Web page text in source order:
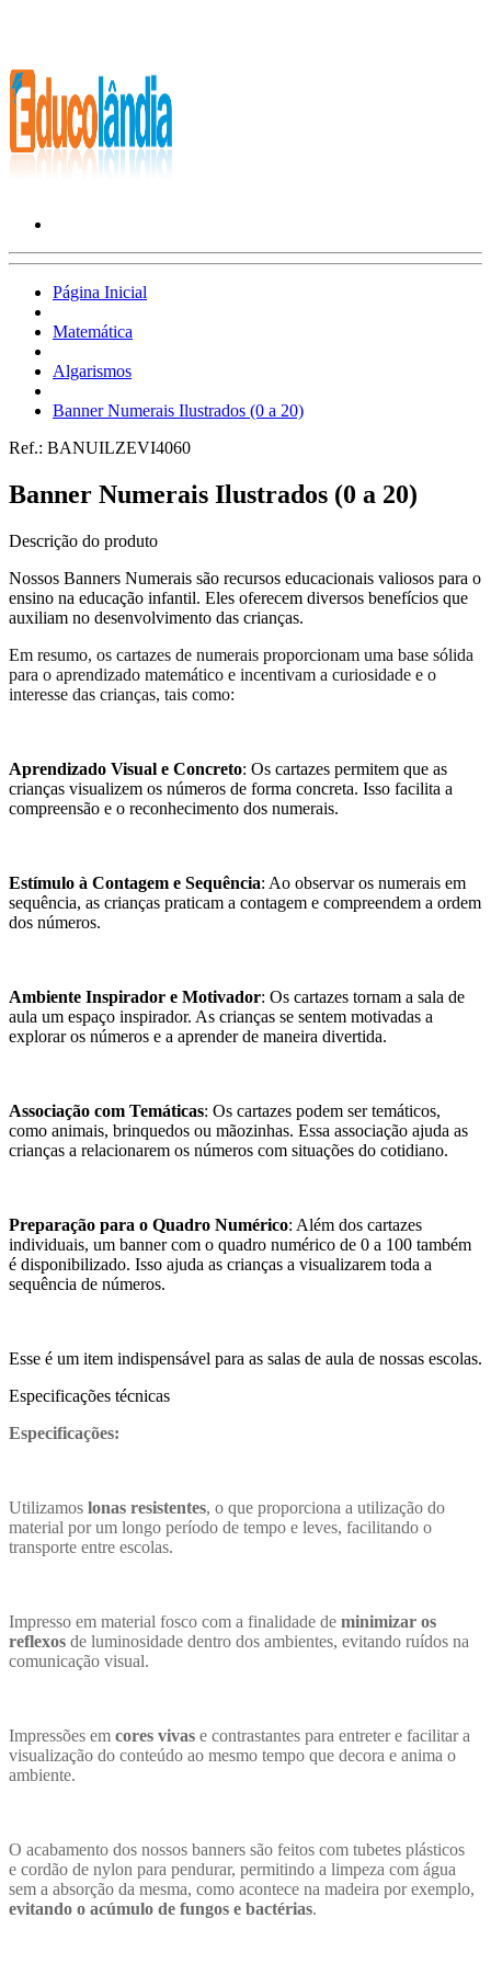
Página Inicial
Matemática
Algarismos
Banner Numerais Ilustrados (0 a 20)
Ref.: BANUILZEVI4060
Banner Numerais Ilustrados (0 a 20)
Descrição do produto
Nossos Banners Numerais são recursos educacionais valiosos para o
ensino na educação infantil. Eles oferecem diversos benefícios que
auxiliam no desenvolvimento das crianças.
Em resumo, os cartazes de numerais proporcionam uma base sólida
para o aprendizado matemático e incentivam a curiosidade e o
interesse das crianças, tais como:
Aprendizado Visual e Concreto: Os cartazes permitem que as
crianças visualizem os números de forma concreta. Isso facilita a
compreensão e o reconhecimento dos numerais.
Estímulo à Contagem e Sequência: Ao observar os numerais em
sequência, as crianças praticam a contagem e compreendem a ordem
dos números.
Ambiente Inspirador e Motivador: Os cartazes tornam a sala de
aula um espaço inspirador. As crianças se sentem motivadas a
explorar os números e a aprender de maneira divertida.
Associação com Temáticas: Os cartazes podem ser temáticos,
como animais, brinquedos ou mãozinhas. Essa associação ajuda as
crianças a relacionarem os números com situações do cotidiano.
Preparação para o Quadro Numérico: Além dos cartazes
individuais, um banner com o quadro numérico de 0 a 100 também
é disponibilizado. Isso ajuda as crianças a visualizarem toda a
sequência de números.
Esse é um item indispensável para as salas de aula de nossas escolas.
Especificações técnicas
Especificações:
Utilizamos lonas resistentes, o que proporciona a utilização do
material por um longo período de tempo e leves, facilitando o
transporte entre escolas.
Impresso em material fosco com a finalidade de minimizar os
reflexos de luminosidade dentro dos ambientes, evitando ruídos na
comunicação visual.
Impressões em cores vivas e contrastantes para entreter e facilitar a
visualização do conteúdo ao mesmo tempo que decora e anima o
ambiente.
O acabamento dos nossos banners são feitos com tubetes plásticos
e cordão de nylon para pendurar, permitindo a limpeza com água
sem a absorção da mesma, como acontece na madeira por exemplo,
evitando o acúmulo de fungos e bactérias.